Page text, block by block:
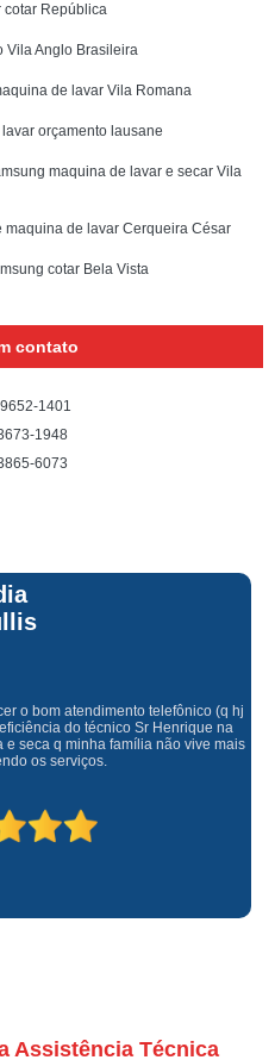
cotar República
Vila Anglo Brasileira
de lavar Vila Romana
orçamento lausane
maquina de lavar e secar Vila
de lavar Cerqueira César
cotar Bela Vista
contato
1401
1948
6073
o bom atendimento telefônico (q hj
do técnico Sr Henrique na
seca q minha família não vive mais
os serviços.
Assistência Técnica